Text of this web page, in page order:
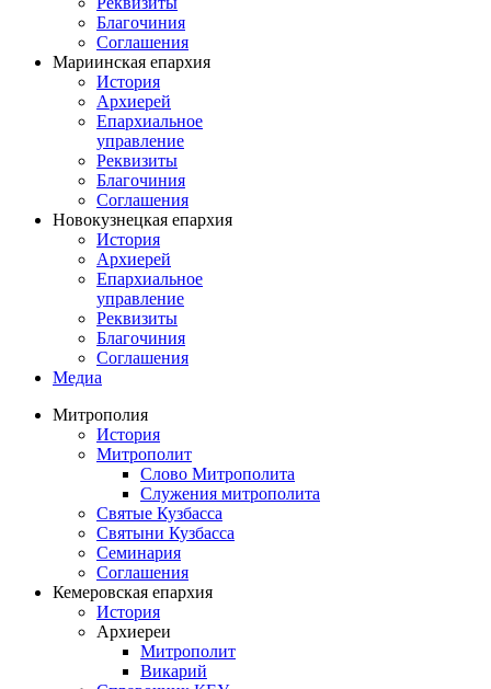
Благочиния
Соглашения
Мариинская епархия
История
Архиерей
Епархиальное
управление
Реквизиты
Благочиния
Соглашения
Новокузнецкая епархия
История
Архиерей
Епархиальное
управление
Реквизиты
Благочиния
Соглашения
Медиа
Митрополия
История
Митрополит
Слово Митрополита
Служения митрополита
Святые Кузбасса
Святыни Кузбасса
Семинария
Соглашения
Кемеровская епархия
История
Архиереи
Митрополит
Викарий